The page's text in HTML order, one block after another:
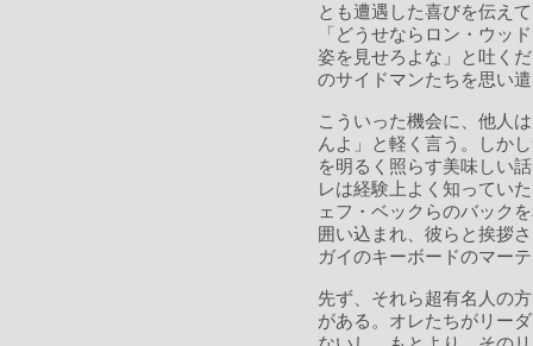
とも遭遇した喜びを伝え
「どうせならロン・ウッ
姿を見せろよな」と吐く
のサイドマンたちを思い
こういった機会に、他人
んよ」と軽く言う。しか
を明るく照らす美味しい
レは経験上よく知ってい
ェフ・ベックらのバック
囲い込まれ、彼らと挨拶
ガイのキーボードのマー
先ず、それら超有名人の
がある。オレたちがリー